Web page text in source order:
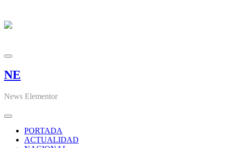
NE
News Elementor
PORTADA
ACTUALIDAD